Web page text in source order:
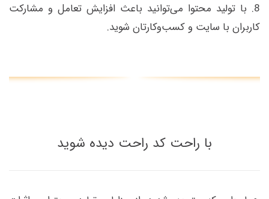
8. با تولید محتوا می‌توانید باعث افزایش تعامل و مشارکت
کاربران با سایت و کسب‌وکارتان شوید.
با راحت کد راحت دیده شوید